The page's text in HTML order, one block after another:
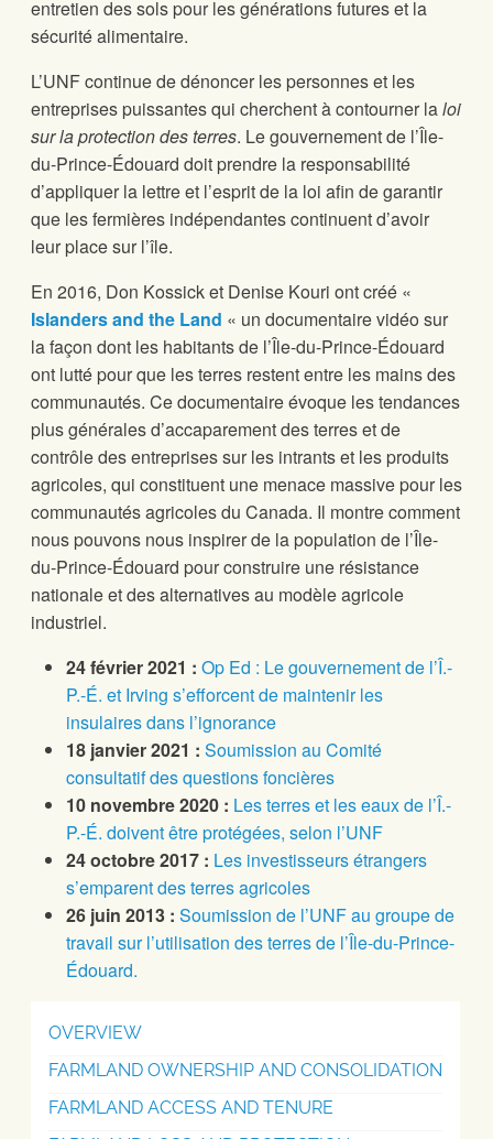
entretien des sols pour les générations futures et la
sécurité alimentaire.
L’UNF continue de dénoncer les personnes et les
entreprises puissantes qui cherchent à contourner laloi
sur la protection des terres. Le gouvernement de l’Île-
du-Prince-Édouard doit prendre la responsabilité
d’appliquer la lettre et l’esprit de la loi afin de garantir
que les fermières indépendantes continuent d’avoir
leur place sur l’île.
En 2016, Don Kossick et Denise Kouri ont créé «
Islanders and the Land « un documentaire vidéo sur
la façon dont les habitants de l’Île-du-Prince-Édouard
ont lutté pour que les terres restent entre les mains des
communautés. Ce documentaire évoque les tendances
plus générales d’accaparement des terres et de
contrôle des entreprises sur les intrants et les produits
agricoles, qui constituent une menace massive pour les
communautés agricoles du Canada. Il montre comment
nous pouvons nous inspirer de la population de l’Île-
du-Prince-Édouard pour construire une résistance
nationale et des alternatives au modèle agricole
industriel.
24 février 2021 : Op Ed : Le gouvernement de l’Î.-
P.-É. et Irving s’efforcent de maintenir les
insulaires dans l’ignorance
18 janvier 2021 : Soumission au Comité
consultatif des questions foncières
10 novembre 2020 : Les terres et les eaux de l’Î.-
P.-É. doivent être protégées, selon l’UNF
24 octobre 2017 : Les investisseurs étrangers
s’emparent des terres agricoles
26 juin 2013 : Soumission de l’UNF au groupe de
travail sur l’utilisation des terres de l’Île-du-Prince-
Édouard.
OVERVIEW
FARMLAND OWNERSHIP AND CONSOLIDATION
FARMLAND ACCESS AND TENURE